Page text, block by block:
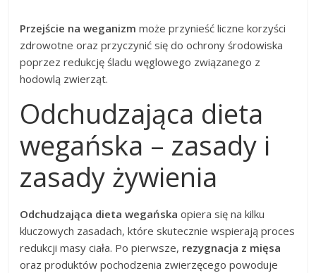
Przejście na weganizm może przynieść liczne korzyści
zdrowotne oraz przyczynić się do ochrony środowiska
poprzez redukcję śladu węglowego związanego z
hodowlą zwierząt.
Odchudzająca dieta
wegańska – zasady i
zasady żywienia
Odchudzająca dieta wegańska opiera się na kilku
kluczowych zasadach, które skutecznie wspierają proces
redukcji masy ciała. Po pierwsze, rezygnacja z mięsa
oraz produktów pochodzenia zwierzęcego powoduje